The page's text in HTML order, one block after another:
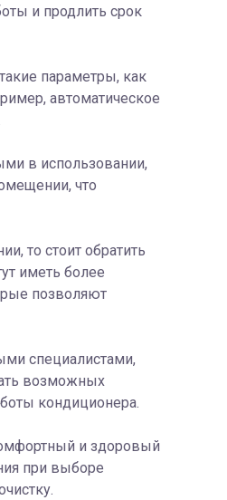
и продлить срок
параметры, как
автоматическое
в использовании,
что
то стоит обратить
иметь более
позволяют
специалистами,
возможных
кондиционера.
и здоровый
при выборе